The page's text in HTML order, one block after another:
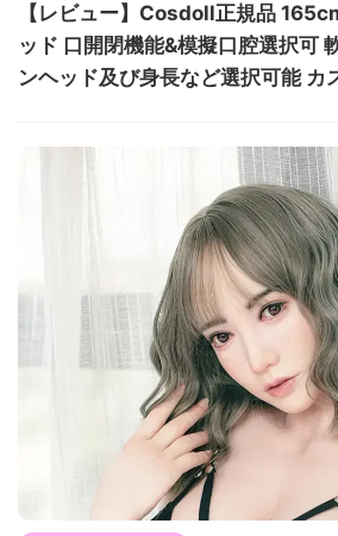
【レビュー】Cosdoll正規品
ッド 口開閉機能&模擬口腔選択可
ンヘッド及び身長など選択可能 カ